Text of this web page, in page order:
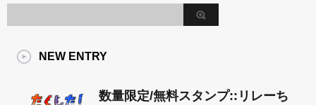
NEW ENTRY
数量限定/無料スタンプ::リレーち